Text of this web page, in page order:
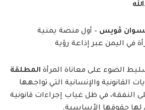
ڤويس– أول منصة يمنية
في اليمن عبر إذاعة رؤية
الضوء على معاناة المرأة المطلقة
القانونية والإنسانية التي تواجهها
في ظل غياب إجراءات قانونية
حقوقها الأساسية.